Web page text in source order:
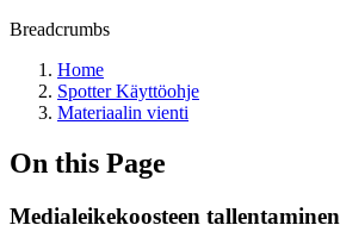
Breadcrumbs
Home
Spotter Käyttöohje
Materiaalin vienti
On this Page
Medialeikekoosteen tallentaminen